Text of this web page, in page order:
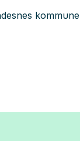
kommune